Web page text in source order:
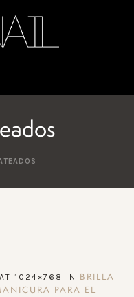
AT 1024×768 IN
BRILLA
PARA EL